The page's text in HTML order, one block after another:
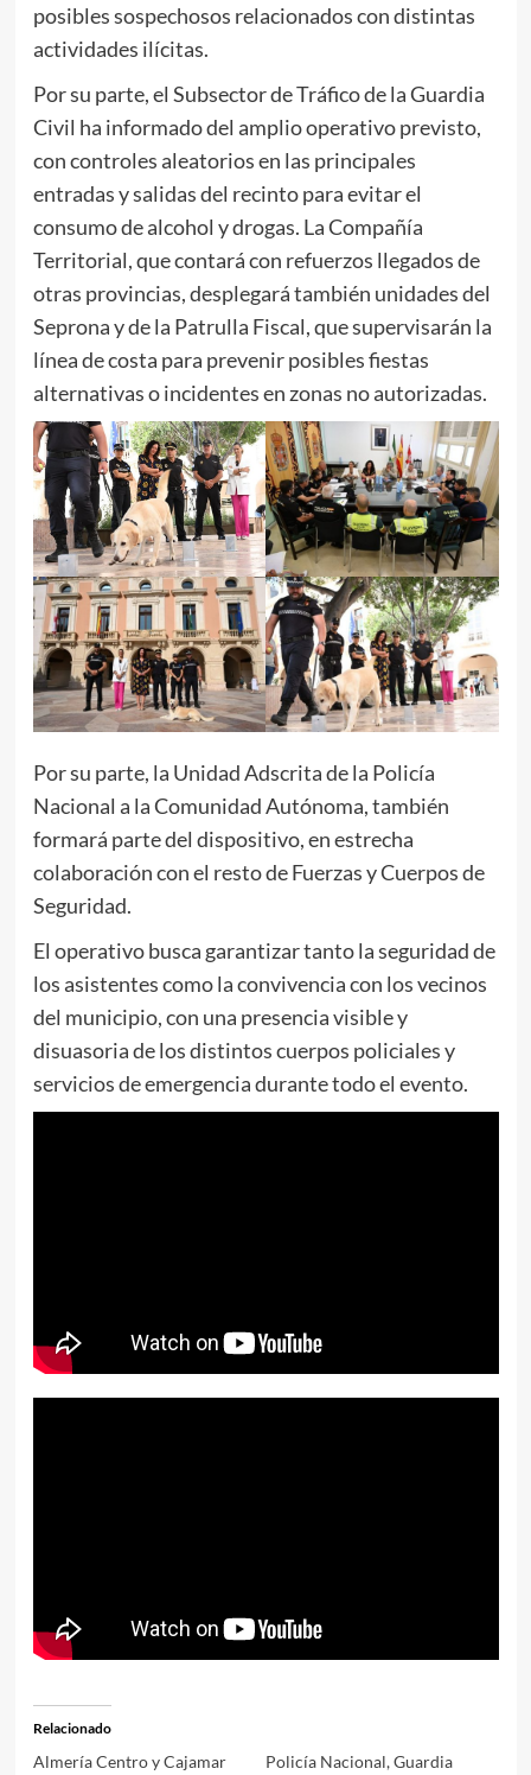
posibles sospechosos relacionados con distintas
actividades ilícitas.
Por su parte, el Subsector de Tráfico de la Guardia
Civil ha informado del amplio operativo previsto,
con controles aleatorios en las principales
entradas y salidas del recinto para evitar el
consumo de alcohol y drogas. La Compañía
Territorial, que contará con refuerzos llegados de
otras provincias, desplegará también unidades del
Seprona y de la Patrulla Fiscal, que supervisarán la
línea de costa para prevenir posibles fiestas
alternativas o incidentes en zonas no autorizadas.
Por su parte, la Unidad Adscrita de la Policía
Nacional a la Comunidad Autónoma, también
formará parte del dispositivo, en estrecha
colaboración con el resto de Fuerzas y Cuerpos de
Seguridad.
El operativo busca garantizar tanto la seguridad de
los asistentes como la convivencia con los vecinos
del municipio, con una presencia visible y
disuasoria de los distintos cuerpos policiales y
servicios de emergencia durante todo el evento.
Relacionado
Almería Centro y Cajamar Policía Nacional, Guardia